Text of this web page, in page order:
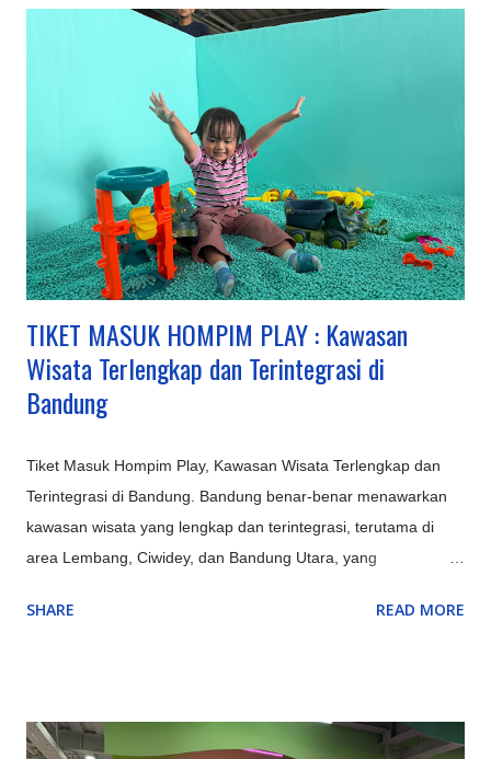
TIKET MASUK HOMPIM PLAY : Kawasan
Wisata Terlengkap dan Terintegrasi di
Bandung
Tiket Masuk Hompim Play, Kawasan Wisata Terlengkap dan
Terintegrasi di Bandung. Bandung benar-benar menawarkan
kawasan wisata yang lengkap dan terintegrasi, terutama di
area Lembang, Ciwidey, dan Bandung Utara, yang
Tangkuban Parahu, Kawah Putih), rekreasi keluarga
Gedung Sate), menjadikannya destinasi multifungsi untuk
SHARE READ MORE